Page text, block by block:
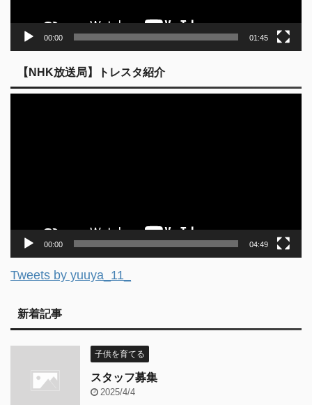
00:00 01:45
【NHK放送局】トレスタ紹介
00:00 04:49
Tweets by yuuya_11_
新着記事
子供を育てる
スタッフ募集
2025/4/4